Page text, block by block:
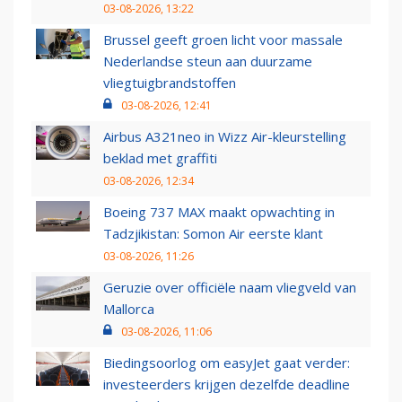
03-08-2026, 13:22
Brussel geeft groen licht voor massale
Nederlandse steun aan duurzame
vliegtuigbrandstoffen
03-08-2026, 12:41
Airbus A321neo in Wizz Air-kleurstelling
beklad met graffiti
03-08-2026, 12:34
Boeing 737 MAX maakt opwachting in
Tadzjikistan: Somon Air eerste klant
03-08-2026, 11:26
Geruzie over officiële naam vliegveld van
Mallorca
03-08-2026, 11:06
Biedingsoorlog om easyJet gaat verder:
investeerders krijgen dezelfde deadline